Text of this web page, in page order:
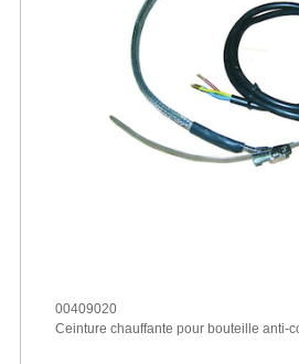
00409020
Ceinture chauffante pour bouteille anti-